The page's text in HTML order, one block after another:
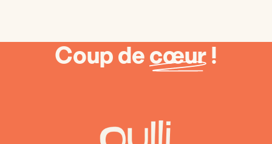
Coup decœur!